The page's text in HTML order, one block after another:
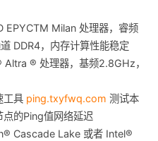
Milan 处理器，睿频
DDR4，内存计算性能稳定
® 处理器，基频2.8GHz，
工具 ping.txyfwq.com 测试本
的Ping值网络延迟
Cascade Lake 或者 Intel®